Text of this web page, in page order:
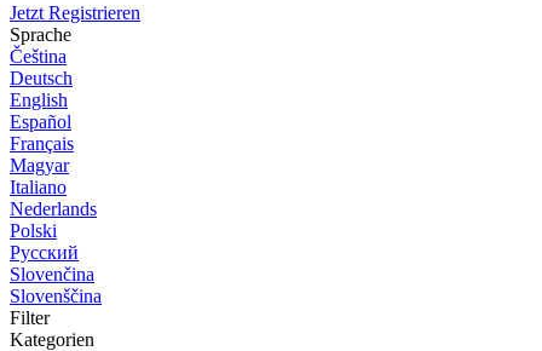
Jetzt Registrieren
Sprache
Čeština
Deutsch
English
Español
Français
Magyar
Italiano
Nederlands
Polski
Русский
Slovenčina
Slovenščina
Filter
Kategorien